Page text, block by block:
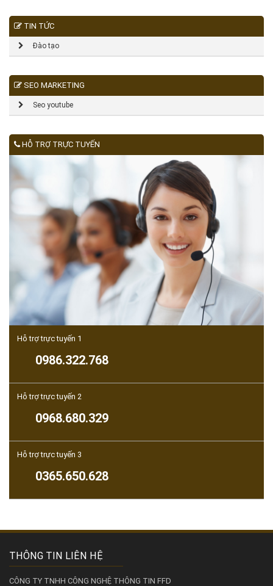
TIN TỨC
Đào tạo
SEO MARKETING
Seo youtube
HỖ TRỢ TRỰC TUYẾN
Hỗ trợ trực tuyến 1
0986.322.768
Hỗ trợ trực tuyến 2
0968.680.329
Hỗ trợ trực tuyến 3
0365.650.628
THÔNG TIN LIÊN HỆ
CÔNG TY TNHH CÔNG NGHỆ THÔNG TIN FFD